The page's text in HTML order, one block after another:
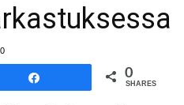
0
SHARES